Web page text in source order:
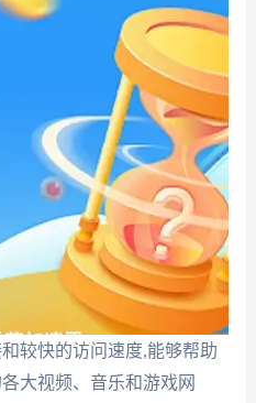
较快的访问速度,能够帮助
大视频、音乐和游戏网